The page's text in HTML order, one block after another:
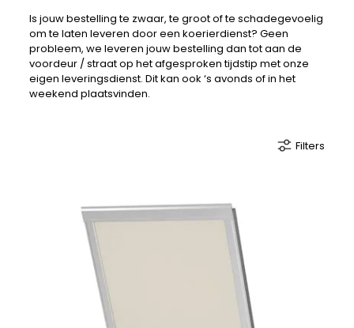
Is jouw bestelling te zwaar, te groot of te schadegevoelig
om te laten leveren door een koerierdienst? Geen
probleem, we leveren jouw bestelling dan tot aan de
voordeur / straat op het afgesproken tijdstip met onze
eigen leveringsdienst. Dit kan ook ‘s avonds of in het
weekend plaatsvinden.
Filters